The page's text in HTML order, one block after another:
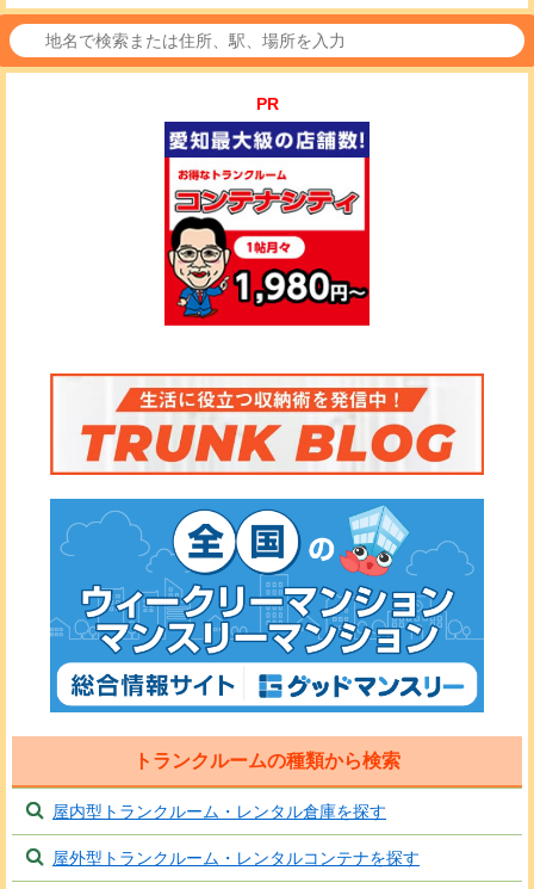
PR
トランクルームの種類から検索
屋内型トランクルーム・レンタル倉庫を探す
屋外型トランクルーム・レンタルコンテナを探す